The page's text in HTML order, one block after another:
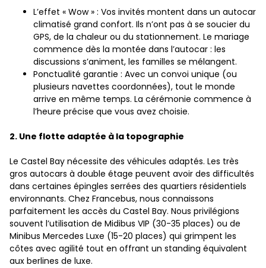
L’effet « Wow » : Vos invités montent dans un autocar
climatisé grand confort. Ils n’ont pas à se soucier du
GPS, de la chaleur ou du stationnement. Le mariage
commence dès la montée dans l’autocar : les
discussions s’animent, les familles se mélangent.
Ponctualité garantie : Avec un convoi unique (ou
plusieurs navettes coordonnées), tout le monde
arrive en même temps. La cérémonie commence à
l’heure précise que vous avez choisie.
2. Une flotte adaptée à la topographie
Le Castel Bay nécessite des véhicules adaptés. Les très
gros autocars à double étage peuvent avoir des difficultés
dans certaines épingles serrées des quartiers résidentiels
environnants. Chez Francebus, nous connaissons
parfaitement les accès du Castel Bay. Nous privilégions
souvent l’utilisation de Midibus VIP (30-35 places) ou de
Minibus Mercedes Luxe (15-20 places) qui grimpent les
côtes avec agilité tout en offrant un standing équivalent
aux berlines de luxe.